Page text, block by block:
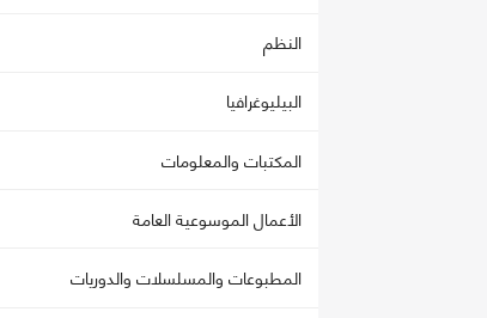
النظم
البيليوغرافيا
المكتبات والمعلومات
الأعمال الموسوعية العامة
المطبوعات والمسلسلات والدوريات